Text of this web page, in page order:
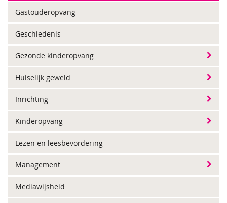
Gastouderopvang
Geschiedenis
Gezonde kinderopvang
Huiselijk geweld
Inrichting
Kinderopvang
Lezen en leesbevordering
Management
Mediawijsheid